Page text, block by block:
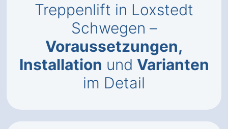
Treppenlift in Loxstedt
Schwegen –
Voraussetzungen,
Installation und Varianten
im Detail